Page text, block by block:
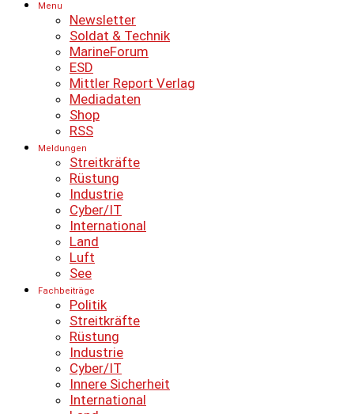
Menu
Newsletter
Soldat & Technik
MarineForum
ESD
Mittler Report Verlag
Mediadaten
Shop
RSS
Meldungen
Streitkräfte
Rüstung
Industrie
Cyber/IT
International
Land
Luft
See
Fachbeiträge
Politik
Streitkräfte
Rüstung
Industrie
Cyber/IT
Innere Sicherheit
International